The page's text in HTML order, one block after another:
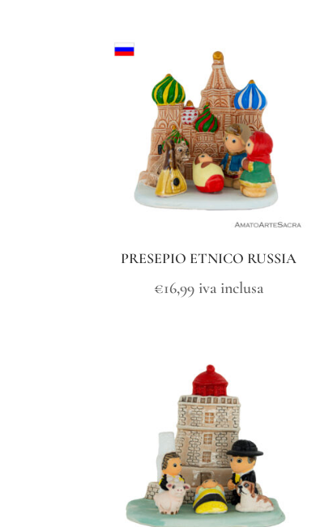
PRESEPIO ETNICO RUSSIA
€16,99 iva inclusa